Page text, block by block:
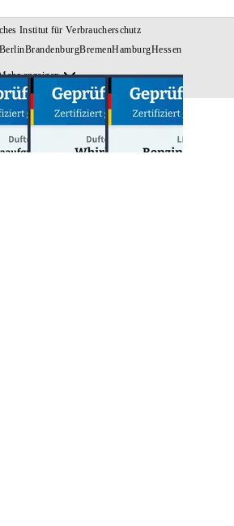
Institut für Verbraucherschutz
BerlinBrandenburgBremenHamburgHessen
anzeigen